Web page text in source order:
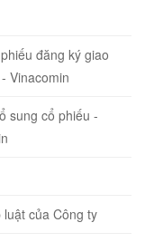
đăng ký giao
Vinacomin
sung cổ phiếu -
của Công ty